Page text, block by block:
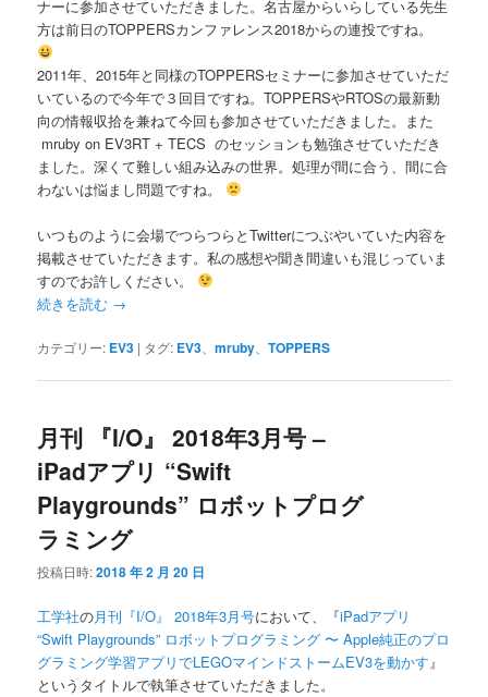
ナーに参加させていただきました。名古屋からいらしている先生
方は前日のTOPPERSカンファレンス2018からの連投ですね。
2011年、2015年と同様のTOPPERSセミナーに参加させていただ
いているので今年で３回目ですね。TOPPERSやRTOSの最新動
向の情報収拾を兼ねて今回も参加させていただきました。また
mruby on EV3RT + TECS のセッションも勉強させていただき
ました。深くて難しい組み込みの世界。処理が間に合う、間に合
わないは悩まし問題ですね。
いつものように会場でつらつらとTwitterにつぶやいていた内容を
掲載させていただきます。私の感想や聞き間違いも混じっていま
すのでお許しください。
続きを読む →
カテゴリー: EV3 | タグ: EV3 、mruby 、TOPPERS
月刊 『I/O』 2018年3月号 –
iPadアプリ “Swift
Playgrounds” ロボットプログ
ラミング
投稿日時:2018 年 2 月 20 日
工学社の月刊『I/O』 2018年3月号において、『iPadアプリ
“Swift Playgrounds” ロボットプログラミング 〜 Apple純正のプロ
グラミング学習アプリでLEGOマインドストームEV3を動かす』
というタイトルで執筆させていただきました。